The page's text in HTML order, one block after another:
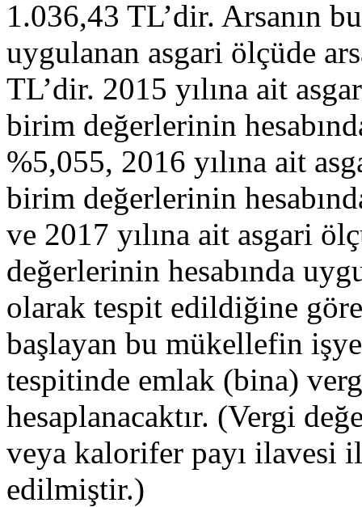
1.036,43 TL’dir. Arsanın
uygulanan asgari ölçüde
TL’dir. 2015 yılına ait
birim değerlerinin
%5,055, 2016 yılına ait
birim değerlerinin
ve 2017 yılına ait asgari
değerlerinin hesabında
olarak tespit edildiğine
başlayan bu mükellefin
tespitinde emlak (bina)
hesaplanacaktır. (Vergi
veya kalorifer payı ilavesi
edilmiştir.)